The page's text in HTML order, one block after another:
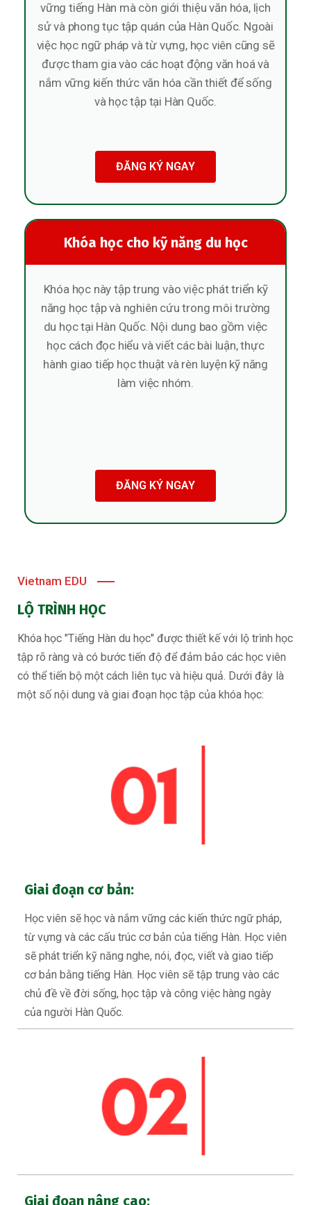
vững tiếng Hàn mà còn giới thiệu văn hóa, lịch
sử và phong tục tập quán của Hàn Quốc. Ngoài
việc học ngữ pháp và từ vựng, học viên cũng sẽ
được tham gia vào các hoạt động văn hoá và
nắm vững kiến thức văn hóa cần thiết để sống
và học tập tại Hàn Quốc.
ĐĂNG KÝ NGAY
Khóa học cho kỹ năng du học
Khóa học này tập trung vào việc phát triển kỹ
năng học tập và nghiên cứu trong môi trường
du học tại Hàn Quốc. Nội dung bao gồm việc
học cách đọc hiểu và viết các bài luận, thực
hành giao tiếp học thuật và rèn luyện kỹ năng
làm việc nhóm.
ĐĂNG KÝ NGAY
Vietnam EDU
LỘ TRÌNH HỌC
Khóa học "Tiếng Hàn du học" được thiết kế với lộ trình học
tập rõ ràng và có bước tiến độ để đảm bảo các học viên
có thể tiến bộ một cách liên tục và hiệu quả. Dưới đây là
một số nội dung và giai đoạn học tập của khóa học:
Giai đoạn cơ bản:
Học viên sẽ học và nắm vững các kiến thức ngữ pháp,
từ vựng và các cấu trúc cơ bản của tiếng Hàn. Học viên
sẽ phát triển kỹ năng nghe, nói, đọc, viết và giao tiếp
cơ bản bằng tiếng Hàn. Học viên sẽ tập trung vào các
chủ đề về đời sống, học tập và công việc hàng ngày
của người Hàn Quốc.
Giai đoạn nâng cao: